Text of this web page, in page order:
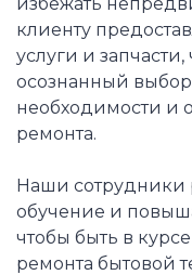
клиенту
услуги и запчасти,
осознанный
необходимости и
ремонта.
Наши сотрудники
обучение и
чтобы быть в
ремонта бытовой